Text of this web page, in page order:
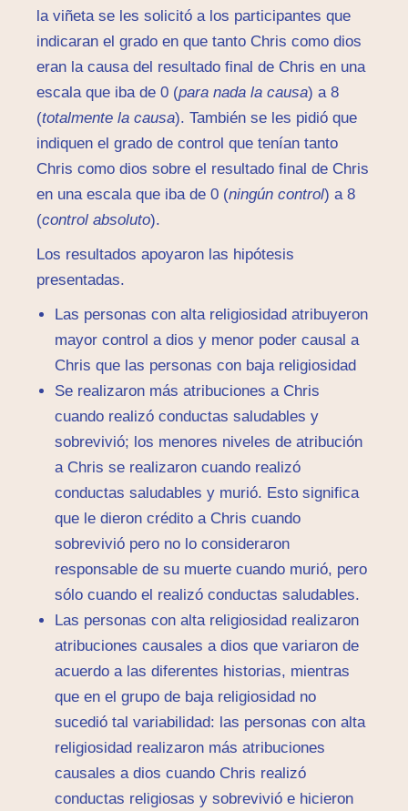
la viñeta se les solicitó a los participantes que
indicaran el grado en que tanto Chris como dios
eran la causa del resultado final de Chris en una
escala que iba de 0 (para nada la causa) a 8
(totalmente la causa). También se les pidió que
indiquen el grado de control que tenían tanto
Chris como dios sobre el resultado final de Chris
en una escala que iba de 0 (ningún control) a 8
(control absoluto).
Los resultados apoyaron las hipótesis
presentadas.
Las personas con alta religiosidad atribuyeron
mayor control a dios y menor poder causal a
Chris que las personas con baja religiosidad
Se realizaron más atribuciones a Chris
cuando realizó conductas saludables y
sobrevivió; los menores niveles de atribución
a Chris se realizaron cuando realizó
conductas saludables y murió. Esto significa
que le dieron crédito a Chris cuando
sobrevivió pero no lo consideraron
responsable de su muerte cuando murió, pero
sólo cuando el realizó conductas saludables.
Las personas con alta religiosidad realizaron
atribuciones causales a dios que variaron de
acuerdo a las diferentes historias, mientras
que en el grupo de baja religiosidad no
sucedió tal variabilidad: las personas con alta
religiosidad realizaron más atribuciones
causales a dios cuando Chris realizó
conductas religiosas y sobrevivió e hicieron